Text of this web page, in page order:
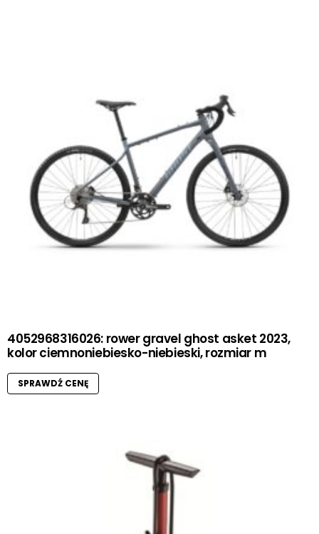
4052968316026: rower gravel ghost asket 2023,
kolor ciemnoniebiesko-niebieski, rozmiar m
SPRAWDŹ CENĘ